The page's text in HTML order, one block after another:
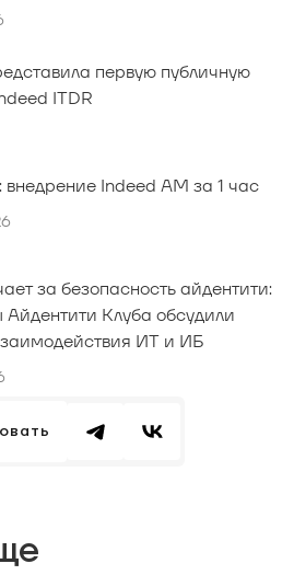
первую публичную
ITDR
Indeed AM за 1 час
за безопасность айдентити:
Айдентити Клуба обсудили
ИТ и ИБ